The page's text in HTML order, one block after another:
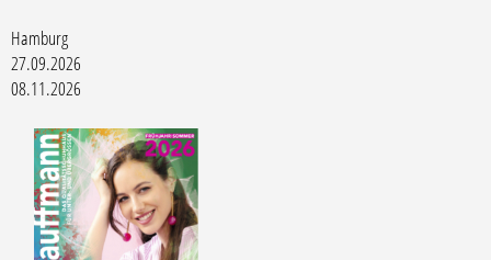
Hamburg
27.09.2026
08.11.2026